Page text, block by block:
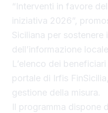
“Interventi in favore
iniziativa 2026”,
Siciliana per sostenere
dell’informazione
L’elenco dei
portale di Irfis
gestione della misura.
Il programma dispone